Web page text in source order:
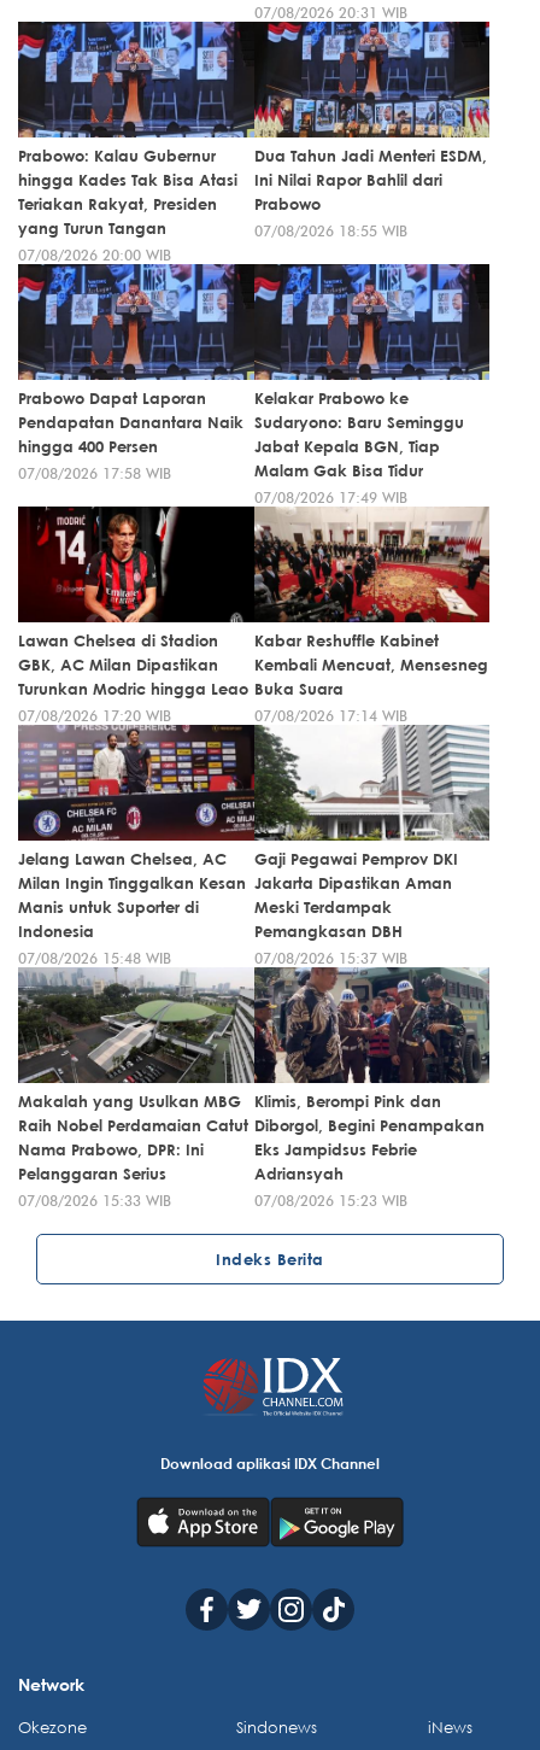
07/08/2026 20:31 WIB
Prabowo: Kalau Gubernur
hingga Kades Tak Bisa Atasi
Teriakan Rakyat, Presiden
yang Turun Tangan
07/08/2026 20:00 WIB
Dua Tahun Jadi Menteri ESDM,
Ini Nilai Rapor Bahlil dari
Prabowo
07/08/2026 18:55 WIB
Prabowo Dapat Laporan
Pendapatan Danantara Naik
hingga 400 Persen
07/08/2026 17:58 WIB
Kelakar Prabowo ke
Sudaryono: Baru Seminggu
Jabat Kepala BGN, Tiap
Malam Gak Bisa Tidur
07/08/2026 17:49 WIB
Lawan Chelsea di Stadion
GBK, AC Milan Dipastikan
Turunkan Modric hingga Leao
07/08/2026 17:20 WIB
Kabar Reshuffle Kabinet
Kembali Mencuat, Mensesneg
Buka Suara
07/08/2026 17:14 WIB
Jelang Lawan Chelsea, AC
Milan Ingin Tinggalkan Kesan
Manis untuk Suporter di
Indonesia
07/08/2026 15:48 WIB
Gaji Pegawai Pemprov DKI
Jakarta Dipastikan Aman
Meski Terdampak
Pemangkasan DBH
07/08/2026 15:37 WIB
Makalah yang Usulkan MBG
Raih Nobel Perdamaian Catut
Nama Prabowo, DPR: Ini
Pelanggaran Serius
07/08/2026 15:33 WIB
Klimis, Berompi Pink dan
Diborgol, Begini Penampakan
Eks Jampidsus Febrie
Adriansyah
07/08/2026 15:23 WIB
Indeks Berita
Download aplikasi IDX Channel
Network
Okezone Sindonews iNews